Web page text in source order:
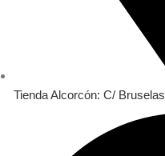
Tienda Alcorcón: C/